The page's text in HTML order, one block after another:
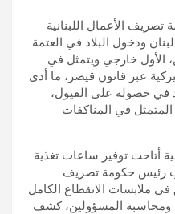
تصريف الأعمال اللبنانية
ودخول البلاد في العتمة
الأول خارجي ويتمثل في
عبر قانون قيصر، ما أدى
في حصوله على الفيول،
المتمثل في المناكفات
أتاحت توفير ساعات تغذية
رئيس حكومة تصريف
ملابسات الانقطاع الكامل
ومحاسبة المسؤولين، كشف